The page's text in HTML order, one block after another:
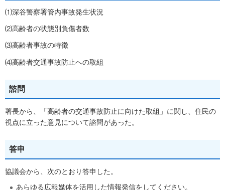
⑴深谷警察署管内事故発生状況
⑵高齢者の状態別負傷者数
⑶高齢者事故の特徴
⑷高齢者交通事故防止への取組
諮問
署長から、「高齢者の交通事故防止に向けた取組」に関し、住民の
視点に立った意見について諮問があった。
答申
協議会から、次のとおり答申した。
あらゆる広報媒体を活用した情報発信をしてください。